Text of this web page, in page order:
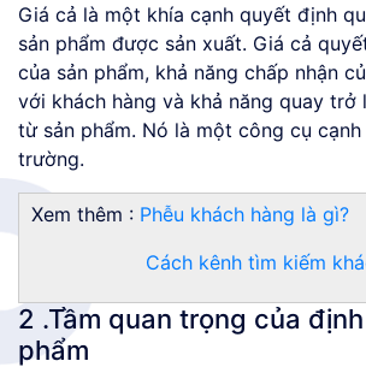
Giá cả là một khía cạnh quyết định
sản phẩm được sản xuất. Giá cả
của sản phẩm, khả năng chấp nhận
với khách hàng và khả năng quay trở
từ sản phẩm. Nó là một công cụ
trường.
Xem thêm : Phễu khách hàng là gì?
Cách kênh tìm kiếm
2 .Tầm quan trọng của
phẩm